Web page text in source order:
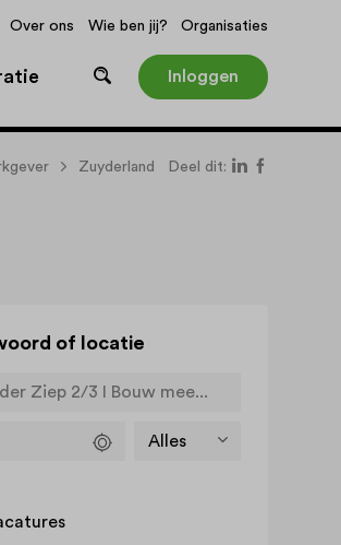
Over ons Wie ben jij? Organisaties
Inloggen
Zuyderland Deel dit:
of locatie
Ziep 2/3 I Bouw mee...